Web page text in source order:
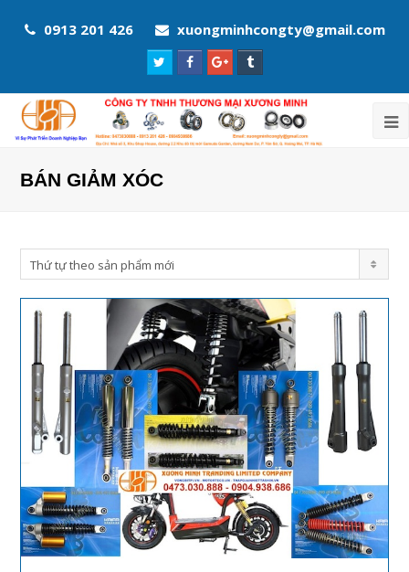
0913 201 426 xuongminhcongty@gmail.com
TwitterFacebook
Google
Profile
Tumblr
BÁN GIẢM XÓC
Thứ tự theo sản phẩm mới